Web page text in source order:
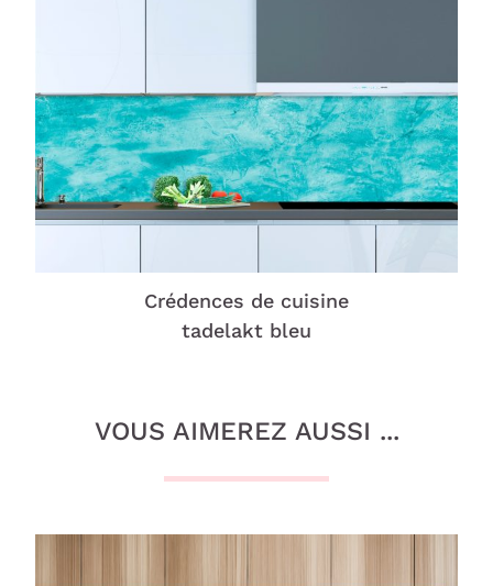
Crédences de cuisine
tadelakt bleu
VOUS AIMEREZ AUSSI ...